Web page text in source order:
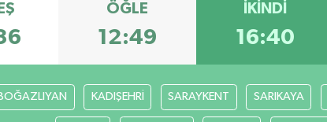
ÖĞLE
12:49
İKINDI
16:40
KADIŞEHRİ SARAYKENT SARIKAYA